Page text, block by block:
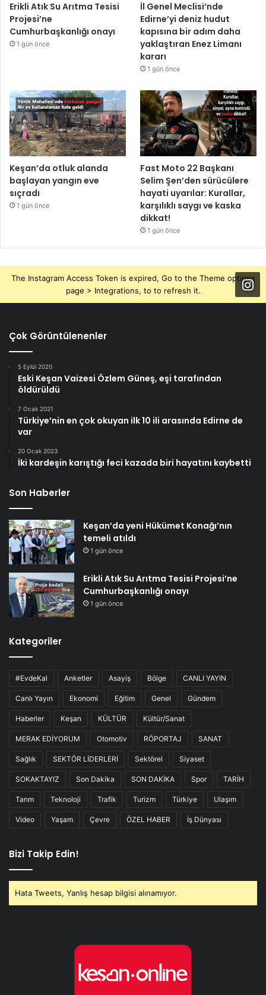
Erikli Atık Su Arıtma Tesisi
Projesi’ne
Cumhurbaşkanlığı onayı
1 gün önce
İl Genel Meclisi’nde
Edirne’yi deniz hudut
kapısına bir adım daha
yaklaştıran Enez Limanı
kararı
1 gün önce
Keşan’da otluk alanda
başlayan yangın eve
sıçradı
1 gün önce
Fast Moto 22 Başkanı
Selim Şen’den sürücülere
hayati uyarılar: Kurallar,
karşılıklı saygı ve kaska
dikkat!
1 gün önce
The Instagram Access Token is expired, Go to the Theme options
page > Integrations, to to refresh it.
Çok Görüntülenenler
5 Eylül 2020
Eski Keşan Vaizesi Özlem Güneş, eşi tarafından
öldürüldü
7 Ocak 2021
Türkiye’nin en çok okuyan ilk 10 ili arasında Edirne de
var
20 Ocak 2023
İki kardeşin karıştığı feci kazada biri hayatını kaybetti
Son Haberler
Keşan’da yeni Hükümet Konağı’nın
temeli atıldı
1 gün önce
Erikli Atık Su Arıtma Tesisi Projesi’ne
Cumhurbaşkanlığı onayı
1 gün önce
Kategoriler
#EvdeKal Anketler Asayiş Bölge CANLI YAYIN
Canlı Yayın Ekonomi Eğitim Genel Gündem
Haberler Keşan KÜLTÜR Kültür/Sanat
MERAK EDİYORUM Otomotiv RÖPORTAJ SANAT
Sağlık SEKTÖR LİDERLERİ Sektörel Siyaset
SOKAKTAYIZ Son Dakika SON DAKİKA Spor TARİH
Tarım Teknoloji Trafik Turizm Türkiye Ulaşım
Video Yaşam Çevre ÖZEL HABER İş Dünyası
Bizi Takip Edin!
Hata Tweets, Yanlış hesap bilgisi alınamıyor.